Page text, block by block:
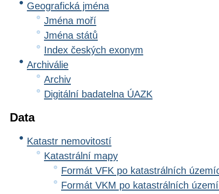
Geografická jména
Jména moří
Jména států
Index českých exonym
Archiválie
Archiv
Digitální badatelna ÚAZK
Data
Katastr nemovitostí
Katastrální mapy
Formát VFK po katastrálních
Formát VKM po katastrálních